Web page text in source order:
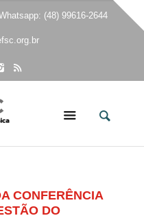
(48) 99616-2644
CONFERÊNCIA
DO